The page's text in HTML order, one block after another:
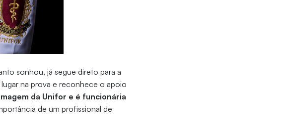
sonhou, já segue direto para a
na prova e reconhece o apoio
da Unifor e é funcionária
de um profissional de